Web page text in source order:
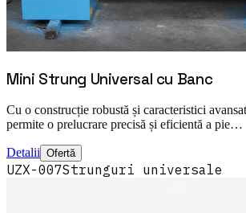
Mini Strung Universal cu Banc
Cu o construcție robustă și caracteristici
permite o prelucrare precisă și eficientă a pie…
Detalii Ofertă
UZX-007Strunguri universale